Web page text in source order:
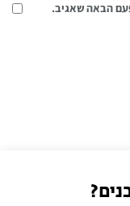
הבאה שאגיב.